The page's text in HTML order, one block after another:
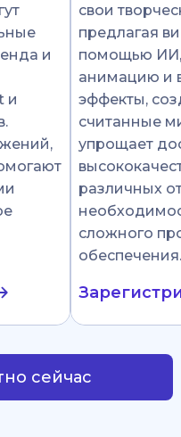
и
и
свои
предлагая
помощью
анимацию и
эффекты,
считанные
упрощает
различных
сложного
обеспечения.
сейчас